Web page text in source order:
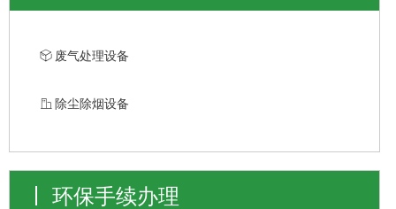
ꁦ 废气处理设备
ꀶ 除尘除烟设备
环保手续办理